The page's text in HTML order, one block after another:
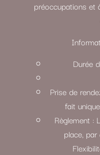
préoccupations et
Durée
Prise de
fait
Règlement :
place,